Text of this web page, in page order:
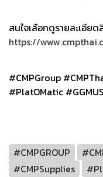
สนใจเลือกดูรายละเอีย
https://
#CMPGroup
#PlatOMatic
#CMPGROUP
#CMPSupplies